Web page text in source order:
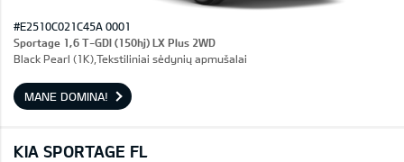
#E2510C021C45A 0001
Sportage 1,6 T-GDI (150hj) LX Plus 2WD
Black Pearl (1K),Tekstiliniai sėdynių apmušalai
MANE DOMINA!
KIA SPORTAGE FL